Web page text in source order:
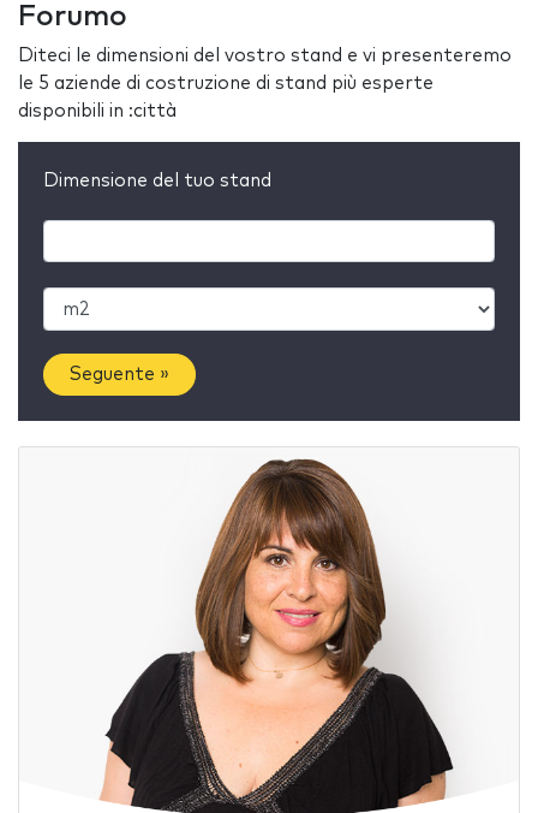
Forumo
Diteci le dimensioni del vostro stand e vi presenteremo
le 5 aziende di costruzione di stand più esperte
disponibili in :città
Dimensione del tuo stand
Seguente »